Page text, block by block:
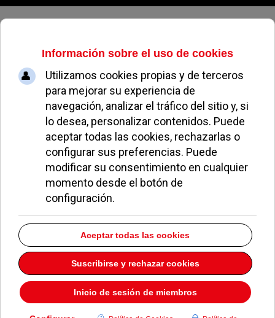
Domingo, 09 de agosto de 2026
Alumnos del IES Camilo José Cela
ganan un concurso del Banco de
España
PATRICIA RIVERA EDUCACIÓN 02 JULIO 2010
El trabajo de los alumnos de
Bachillerato del IES Camilo José Celade Pozuelo
ha sido seleccionado como ganador en el
concurso 'El Banco de España y la estabilidad en la
economía'.
En esta cuarta edición participaron2.500 alumnos